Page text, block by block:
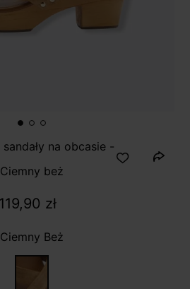
na obcasie -
Ciemny beż
119,90 zł
Ciemny Beż